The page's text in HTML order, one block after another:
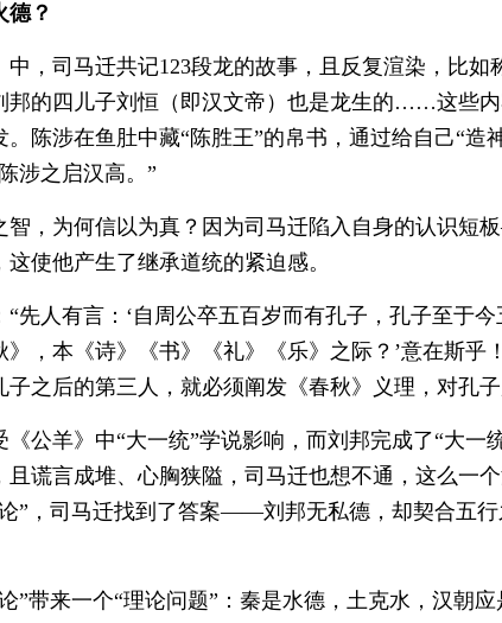
德？
中，司马迁共记123段龙的故事，且反复渲染，比如
邦的四儿子刘恒（即汉文帝）也是龙生的……这些
。陈涉在鱼肚中藏“陈胜王”的帛书，通过给自己“造
涉之启汉高。”
智，为何信以为真？因为司马迁陷入自身的认识短
使他产生了继承道统的紧迫感。
“先人有言：‘自周公卒五百岁而有孔子，孔子至于
》，本《诗》《书》《礼》《乐》之际？’意在斯乎
子之后的第三人，就必须阐发《春秋》义理，对孔
《公羊》中“大一统”学说影响，而刘邦完成了“大一
且谎言成堆、心胸狭隘，司马迁也想不通，这么一
”，司马迁找到了答案——刘邦无私德，却契合五
”带来一个“理论问题”：秦是水德，土克水，汉朝